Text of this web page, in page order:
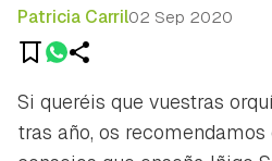
Patricia Carril02 Sep 2020
Si queréis que vuestras
tras año, os